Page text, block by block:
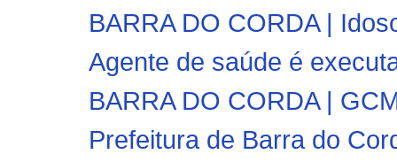
BARRA DO CORDA |
Agente de saúde é
BARRA DO CORDA |
Prefeitura de Barra do